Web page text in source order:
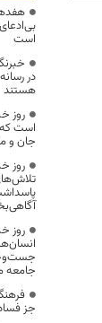
است
در
هستند
روز
است که
جان و
روز
روز
جامعه
جز